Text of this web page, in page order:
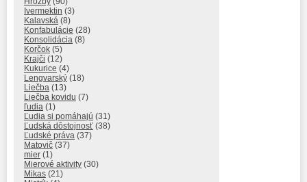
Ivermektin (3)
Kalavská (8)
Konfabulácie (28)
Konsolidácia (8)
Korčok (5)
Krajči (12)
Kukurice (4)
Lengvarský (18)
Liečba (13)
Liečba kovidu (7)
ľudia (1)
Ľudia si pomáhajú (31)
Ľudská dôstojnosť (38)
Ľudské práva (37)
Matovič (37)
mier (1)
Mierové aktivity (30)
Mikas (21)